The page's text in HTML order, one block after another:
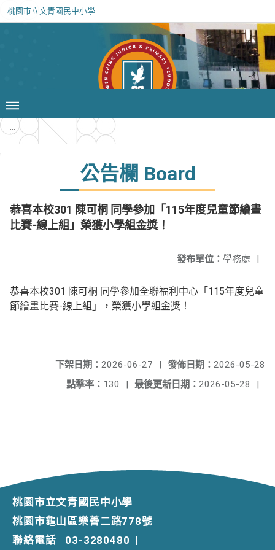
桃園市立文青國民中小學
:::
公告欄 Board
恭喜本校301 陳可桐 同學參加「115年度兒童節繪畫
比賽-線上組」榮獲小學組金獎！
發布單位： 學務處 |
恭喜本校301 陳可桐 同學參加全聯福利中心「115年度兒童
節繪畫比賽-線上組」，榮獲小學組金獎！
發佈日期： 2026-05-28
下架日期： 2026-06-27
|
最後更新日期： 2026-05-28 |
點擊率： 130 |
桃園市立文青國民中小學
桃園市龜山區樂善二路778號
聯絡電話
03-3280480 |